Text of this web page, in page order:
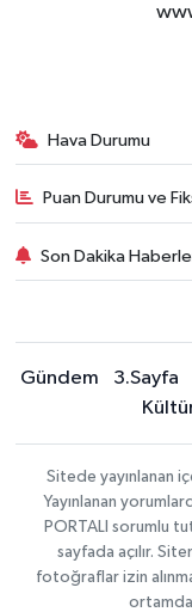
Hava Durumu
Puan Durumu ve
Son Dakika
Gündem 3.Sayfa
Sitede yayınlanan
Yayınlanan
PORTALI sorumlu
sayfada açılır.
fotoğraflar izin
ortamda